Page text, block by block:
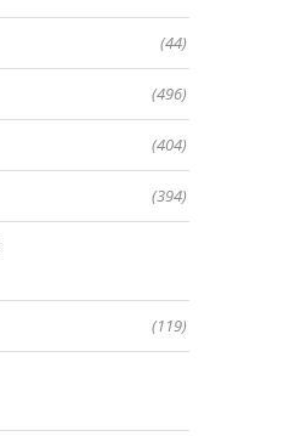
(44)
(496)
(404)
(394)
(119)